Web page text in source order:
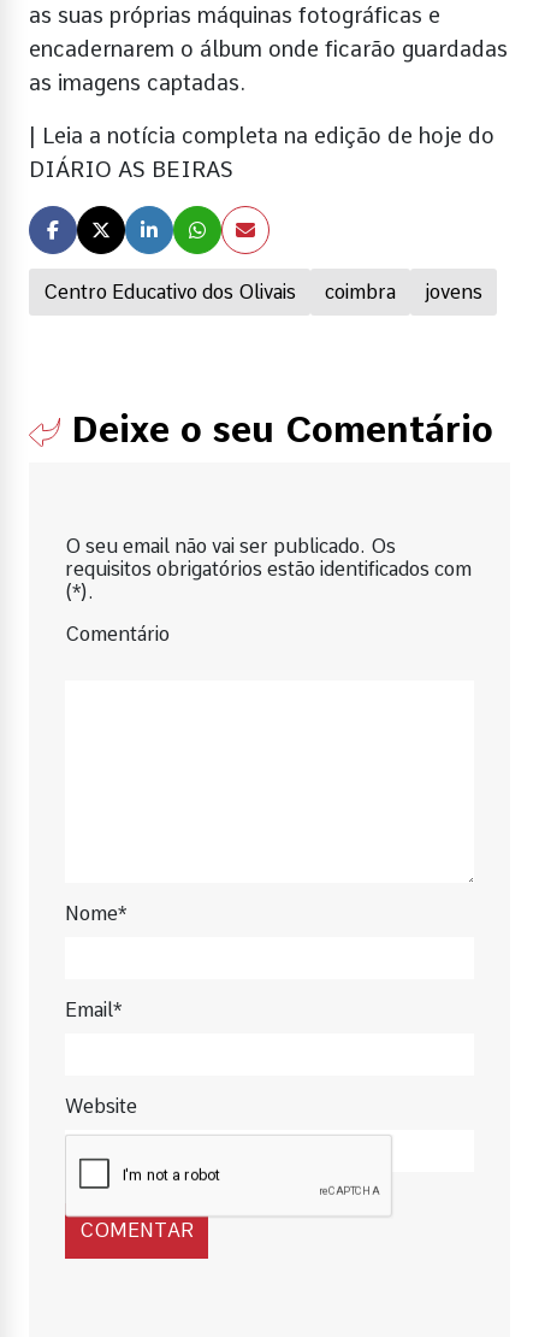
Centro Educativo dos Olivais coimbra jovens
as suas próprias máquinas fotográficas e
encadernarem o álbum onde ficarão guardadas
as imagens captadas.
| Leia a notícia completa na edição de hoje do
DIÁRIO AS BEIRAS
Deixe o seu Comentário
O seu email não vai ser publicado. Os
requisitos obrigatórios estão identificados com
(*).
Comentário
Nome*
Email*
Website